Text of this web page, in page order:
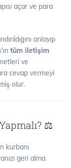
açar ve para
anlayıp
tüm iletişim
ve
cevap vermeyi
olur.
⚖️
kurbanı
geri alma